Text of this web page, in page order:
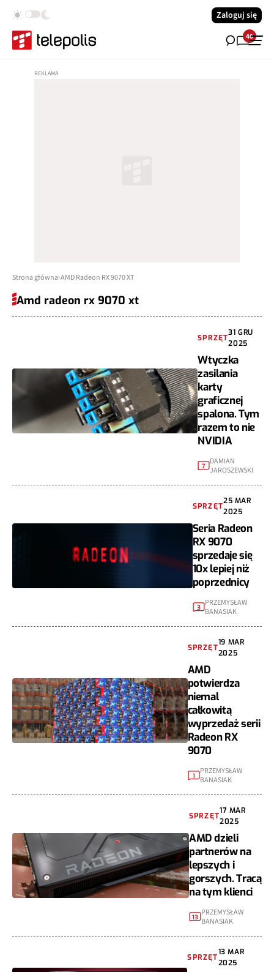
Zaloguj się
40
Strona główna AMD Radeon RX 9070 XT
Amd radeon rx 9070 xt
SPRZĘT
31 GRU
2025
Wtyczka
zasilania
karty
graficznej
spalona. Tym
razem to nie
NVIDIA
7
DAMIAN
JAROSZEWSKI
SPRZĘT
25 MAR
2025
Seria Radeon
RX 9070
sprzedaje się
10x lepiej niż
poprzednicy
3 PRZEMYSŁAW
BANASIAK
SPRZĘT
19 MAR
2025
AMD
potwierdza
niemal
całkowitą
wyprzedaż serii
Radeon RX
9070
1
PRZEMYSŁAW
BANASIAK
SPRZĘT
17 MAR
2025
AMD dzieli
partnerów na
lepszych i
gorszych. Tracą
na tym klienci
13 PRZEMYSŁAW
BANASIAK
SPRZĘT
13 MAR
2025